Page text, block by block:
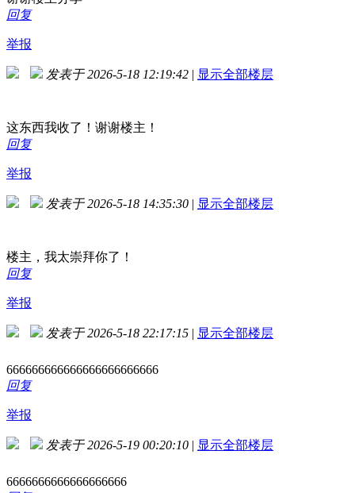
回复
举报
发表于 2026-5-18 12:19:42 | 显示全部楼层
这东西我收了！谢谢楼主！
回复
举报
发表于 2026-5-18 14:35:30 | 显示全部楼层
楼主，我太崇拜你了！
回复
举报
发表于 2026-5-18 22:17:15 | 显示全部楼层
666666666666666666666666
回复
举报
发表于 2026-5-19 00:20:10 | 显示全部楼层
6666666666666666666